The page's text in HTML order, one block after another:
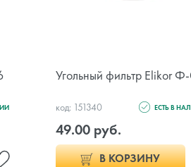
Угольный фильтр Elikor
код: 151340 ЕСТЬ В
49.00 руб.
В КОРЗИНУ